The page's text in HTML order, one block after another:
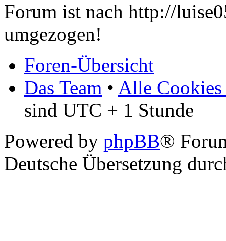
Forum ist nach http://
umgezogen!
Foren-Übersicht
Das Team • Alle Cookies
sind UTC + 1 Stunde
Powered by phpBB®
Deutsche Übersetzung